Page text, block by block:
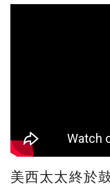
美西太太終於鼓起勇氣做近視老花